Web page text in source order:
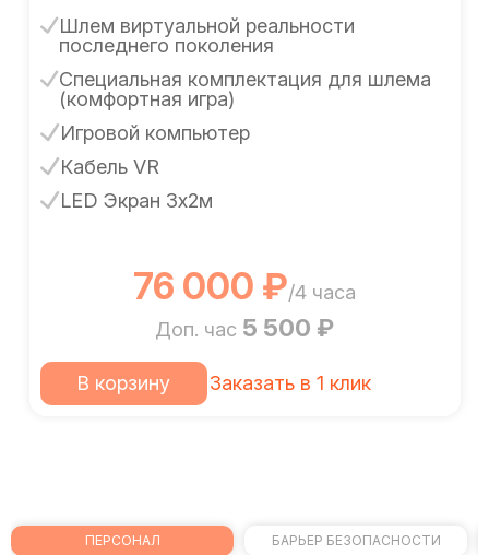
Шлем виртуальной реальности
последнего поколения
Специальная комплектация для шлема
(комфортная игра)
Игровой компьютер
Кабель VR
LED Экран 3x2м
76 000 ₽/4 часа
Доп. час 5 500 ₽
В корзину Заказать в 1 клик
ПЕРСОНАЛ БАРЬЕР БЕЗОПАСНОСТИ